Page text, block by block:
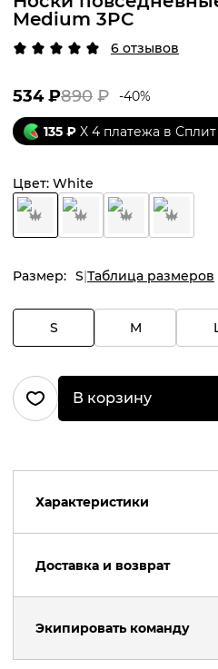
Medium 3PC
6 отзывов
890 ₽
534 ₽ -40%
135 ₽ X 4 платежа в Сплит
Цвет: White
Размер: S Таблица размеров
S M
В корзину
Характеристики
Бренд:
Primera
Назначение:
Доставка и возврат
Экипировать команду